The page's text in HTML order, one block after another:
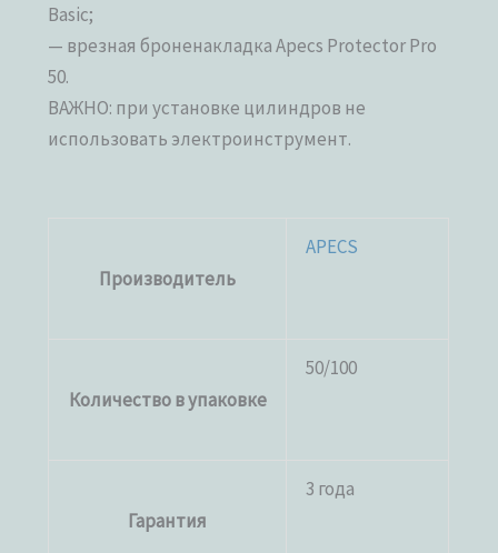
Basic;
— врезная броненакладка Apecs Protector Pro
50.
ВАЖНО: при установке цилиндров не
использовать электроинструмент.
Производитель
APECS
Количество в упаковке
50/100
Гарантия
3 года